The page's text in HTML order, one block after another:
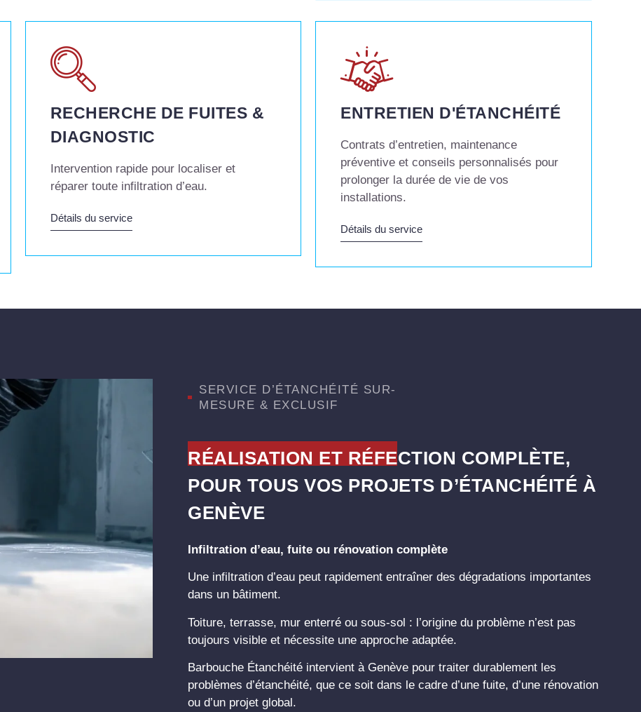
RECHERCHE DE FUITES &
DIAGNOSTIC
Intervention rapide pour localiser et
réparer toute infiltration d’eau.
Détails du service
ENTRETIEN D'ÉTANCHÉITÉ
Contrats d’entretien, maintenance
préventive et conseils personnalisés pour
prolonger la durée de vie de vos
installations.
Détails du service
SERVICE D’ÉTANCHÉITÉ SUR-
MESURE & EXCLUSIF
RÉALISATION ET RÉFECTION COMPLÈTE,
POUR TOUS VOS PROJETS D’ÉTANCHÉITÉ À
GENÈVE
Infiltration d’eau, fuite ou rénovation complète
Une infiltration d’eau peut rapidement entraîner des dégradations importantes
dans un bâtiment.
Toiture, terrasse, mur enterré ou sous-sol : l’origine du problème n’est pas
toujours visible et nécessite une approche adaptée.
Barbouche Étanchéité intervient à Genève pour traiter durablement les
problèmes d’étanchéité, que ce soit dans le cadre d’une fuite, d’une rénovation
ou d’un projet global.